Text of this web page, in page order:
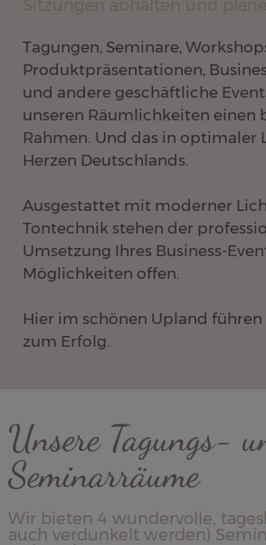
Tagungen, Seminare,
Produktpräsentationen,
und andere geschäftliche
unseren Räumlichkeiten einen
Rahmen. Und das in optimaler
Herzen Deutschlands.
Ausgestattet mit moderner
Tontechnik stehen der
Umsetzung Ihres Business-
Möglichkeiten offen.
Hier im schönen Upland führen
zum Erfolg.
Unsere Tagungs-
Seminarräume
Wir bieten 4 wundervolle,
auch verdunkelt werden)